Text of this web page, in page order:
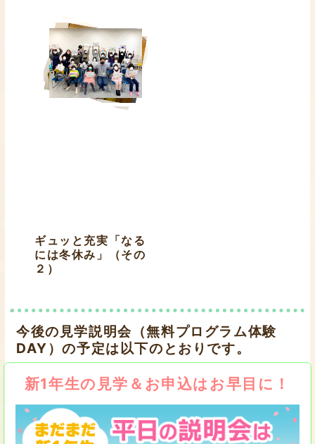
ギュッと充実「なる
には冬休み」（その
２）
今後の見学説明会（無料プログラム体験
DAY）の予定は以下のとおりです。
新1年生の見学＆お申込はお早目に！